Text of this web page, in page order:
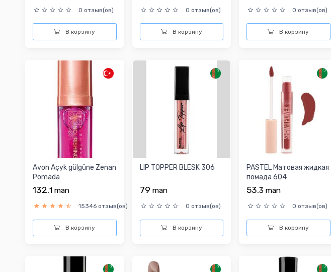
0 отзыв(ов)
В корзину
0 отзыв(ов)
В корзину
0 отзыв(ов)
В корзину
Avon Açyk gülgüne Zenan
Pomada
132.1 man
15346 отзыв(ов)
В корзину
LIP TOPPER BLESK 306
79 man
0 отзыв(ов)
В корзину
PASTEL Матовая жидкая
помада 604
53.3 man
0 отзыв(ов)
В корзину